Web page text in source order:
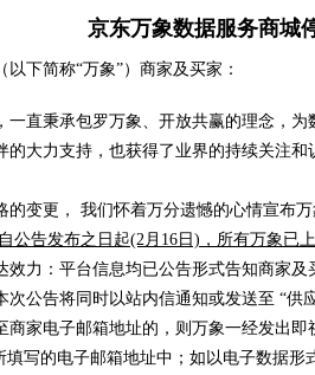
京东万象数据服务商城
下简称“万象”）商家及买家：
一直秉承包罗万象、开放共赢的理念，
的大力支持，也获得了业界的持续关注
的变更， 我们怀着万分遗憾的心情宣布
自公告发布之日起(2月16日)，所有万象已
效力：平台信息均已公告形式告知商家
次公告将同时以站内信通知或发送至 “供
商家电子邮箱地址的，则万象一经发出
填写的电子邮箱地址中；如以电子数据
在线支付信息补单
0.1元/次